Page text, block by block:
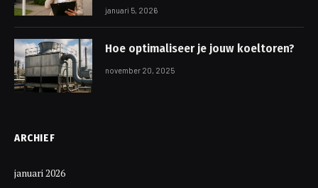
januari 5, 2026
Hoe optimaliseer je jouw koeltoren?
november 20, 2025
ARCHIEF
januari 2026